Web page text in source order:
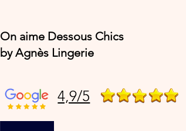
On aime Dessous Chics
by Agnès Lingerie
4,9/5